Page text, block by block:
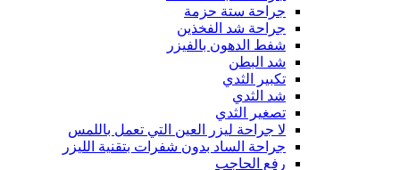
جراحة ستة حزمة
جراحة شد الفخذين
شفط الدهون بالفيزر
شد البطن
تكبير الثدي
شد الثدي
تصغير الثدي
لا جراحة ليزر العين التي تعمل باللمس
جراحة الساد بدون شفرات بتقنية الليزر
رفع الحاجب